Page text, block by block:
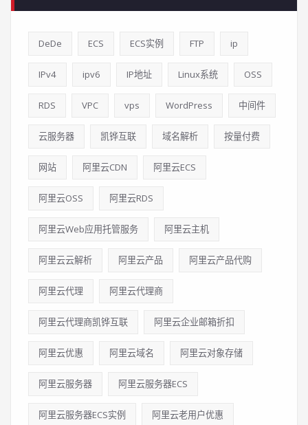
DeDe ECS ECS实例 FTP ip
IPv4 ipv6 IP地址 Linux系统 OSS
RDS VPC vps WordPress 中间件
云服务器 凯铧互联 域名解析 按量付费
网站 阿里云CDN 阿里云ECS
阿里云OSS 阿里云RDS
阿里云Web应用托管服务 阿里云主机
阿里云云解析 阿里云产品 阿里云产品代购
阿里云代理 阿里云代理商
阿里云代理商凯铧互联 阿里云企业邮箱折扣
阿里云优惠 阿里云域名 阿里云对象存储
阿里云服务器 阿里云服务器ECS
阿里云服务器ECS实例 阿里云老用户优惠